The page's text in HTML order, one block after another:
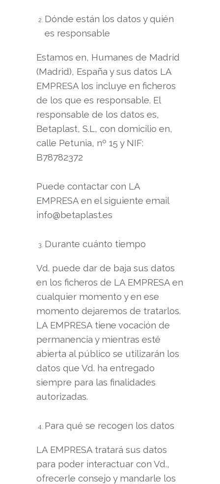
Dónde están los datos y quién
es responsable
Estamos en, Humanes de Madrid
(Madrid), España y sus datos LA
EMPRESA los incluye en ficheros
de los que es responsable. El
responsable de los datos es,
Betaplast, S.L, con domicilio en,
calle Petunia, nº 15 y NIF:
B78782372
Puede contactar con LA
EMPRESA en el siguiente email
info@betaplast.es
Durante cuánto tiempo
Vd. puede dar de baja sus datos
en los ficheros de LA EMPRESA en
cualquier momento y en ese
momento dejaremos de tratarlos.
LA EMPRESA tiene vocación de
permanencia y mientras esté
abierta al público se utilizarán los
datos que Vd. ha entregado
siempre para las finalidades
autorizadas.
Para qué se recogen los datos
LA EMPRESA tratará sus datos
para poder interactuar con Vd.,
ofrecerle consejo y mandarle los